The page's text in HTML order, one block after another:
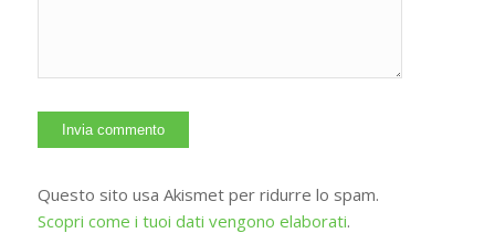
Questo sito usa Akismet per ridurre lo spam.
Scopri come i tuoi dati vengono elaborati.